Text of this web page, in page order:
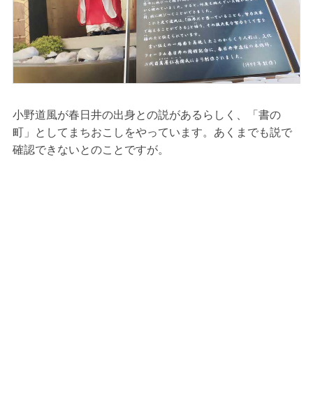
小野道風が春日井の出身との説があるらしく、「書の
町」としてまちおこしをやっています。あくまでも説で
確認できないとのことですが。